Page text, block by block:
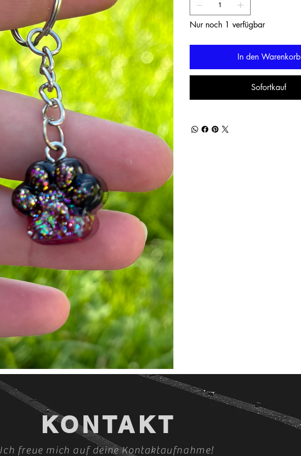
Nur noch 1 verfügbar
In den Warenkorb
Sofortkauf
KONTAKT
Ich freue mich auf deine Kontaktaufnahme!